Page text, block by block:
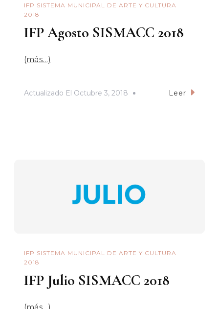
IFP SISTEMA MUNICIPAL DE ARTE Y CULTURA
2018
IFP Agosto SISMACC 2018
(más…)
Actualizado El Octubre 3, 2018 Leer
IFP SISTEMA MUNICIPAL DE ARTE Y CULTURA
2018
IFP Julio SISMACC 2018